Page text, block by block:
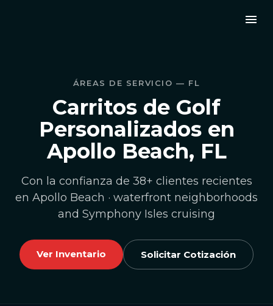
ÁREAS DE SERVICIO — FL
Carritos de Golf
Personalizados en
Apollo Beach, FL
Con la confianza de 38+ clientes recientes
en Apollo Beach · waterfront neighborhoods
and Symphony Isles cruising
Ver Inventario Solicitar Cotización